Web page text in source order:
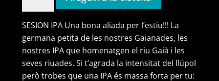
2015
(caixa
de
12
SESION IPA Una bona aliada per l’estiu!!! La
germana petita de les nostres Gaianades, les
nostres IPA que homenatgen el riu Gaià i les
seves riuades. Si t’agrada la intensitat del llúpol
però trobes que una IPA és massa forta per tu: